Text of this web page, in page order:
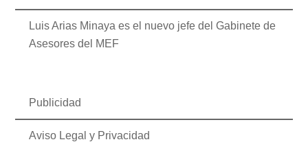
Luis Arias Minaya es el nuevo jefe del Gabinete de
Asesores del MEF
Publicidad
Aviso Legal y Privacidad